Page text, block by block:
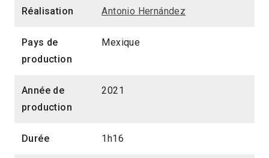
Réalisation Antonio Hernández
Pays de
production
Mexique
Année de
production
2021
Durée 1h16